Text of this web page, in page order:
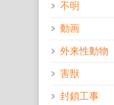
不明
動画
外来性動物
害獣
封鎖工事